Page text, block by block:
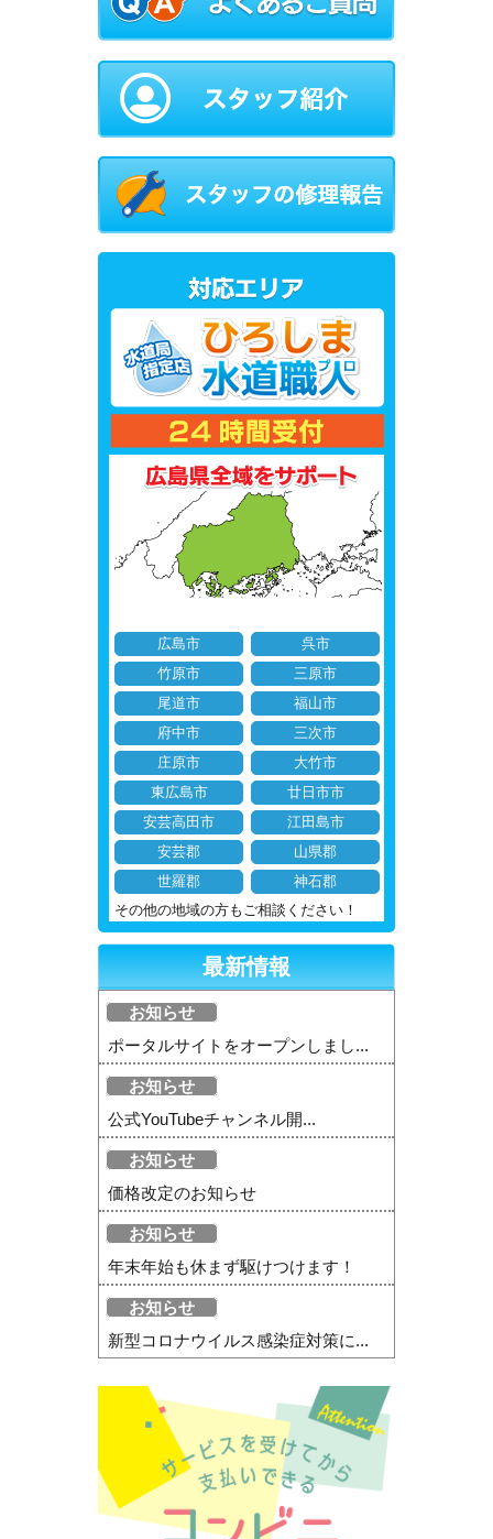
広島市
呉市
竹原市
三原市
尾道市
福山市
府中市
三次市
庄原市
大竹市
東広島市
廿日市市
安芸高田市
江田島市
安芸郡
山県郡
世羅郡
神石郡
その他の地域の方もご相談ください！
最新情報
お知らせ
ポータルサイトをオープンしまし...
お知らせ
公式YouTubeチャンネル開...
お知らせ
価格改定のお知らせ
お知らせ
年末年始も休まず駆けつけます！
お知らせ
新型コロナウイルス感染症対策に...